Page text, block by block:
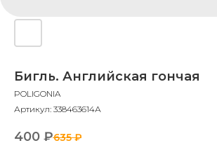
Бигль. Английская гончая
POLIGONIA
Артикул: 338463614А
400 ₽635 ₽